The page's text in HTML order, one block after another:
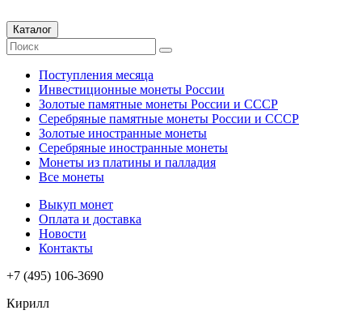
Каталог
Поступления месяца
Инвестиционные монеты России
Золотые памятные монеты России и СССР
Серебряные памятные монеты России и СССР
Золотые иностранные монеты
Серебряные иностранные монеты
Монеты из платины и палладия
Все монеты
Выкуп монет
Оплата и доставка
Новости
Контакты
+7 (495) 106-3690
Кирилл